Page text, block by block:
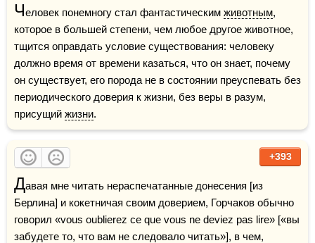
Человек понемногу стал фантастическим животным,
которое в большей степени, чем любое другое животное,
тщится оправдать условие существования: человеку
должно время от времени казаться, что он знает, почему
он существует, его порода не в состоянии преуспевать без
периодического доверия к жизни, без веры в разум,
присущий жизни.
+393
Давая мне читать нераспечатанные донесения [из
Берлина] и кокетничая своим доверием, Горчаков обычно
говорил «vous oublierez ce que vous ne deviez pas lire» [«вы
забудете то, что вам не следовало читать»], в чем,